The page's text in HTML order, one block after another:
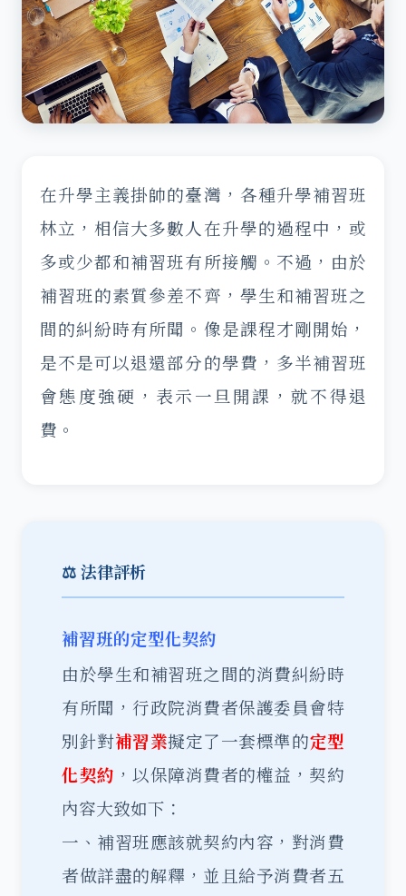
在升學主義掛帥的臺灣，各種升學補習班
林立，相信大多數人在升學的過程中，或
多或少都和補習班有所接觸。不過，由於
補習班的素質參差不齊，學生和補習班之
間的糾紛時有所聞。像是課程才剛開始，
是不是可以退還部分的學費，多半補習班
會態度強硬，表示一旦開課，就不得退
費。
⚖️ 法律評析
補習班的定型化契約
由於學生和補習班之間的消費糾紛時
有所聞，行政院消費者保護委員會特
別針對補習業擬定了一套標準的定型
化契約 ，以保障消費者的權益，契約
內容大致如下：
一、補習班應該就契約內容，對消費
者做詳盡的解釋，並且給予消費者五